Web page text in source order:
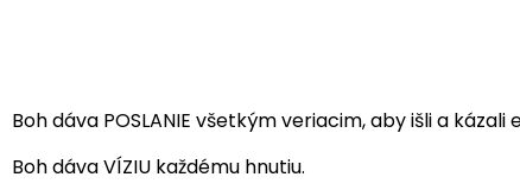
Boh dáva POSLANIE všetkým veriacim, aby išli a
Boh dáva VÍZIU každému hnutiu.